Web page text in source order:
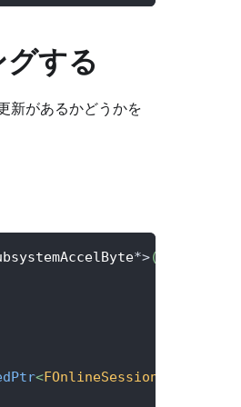
する
新があるかどうかを
*>(
<FOnlineSessionV2AccelByte